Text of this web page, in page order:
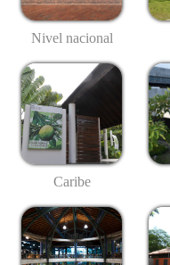
Nivel nacional
Caribe